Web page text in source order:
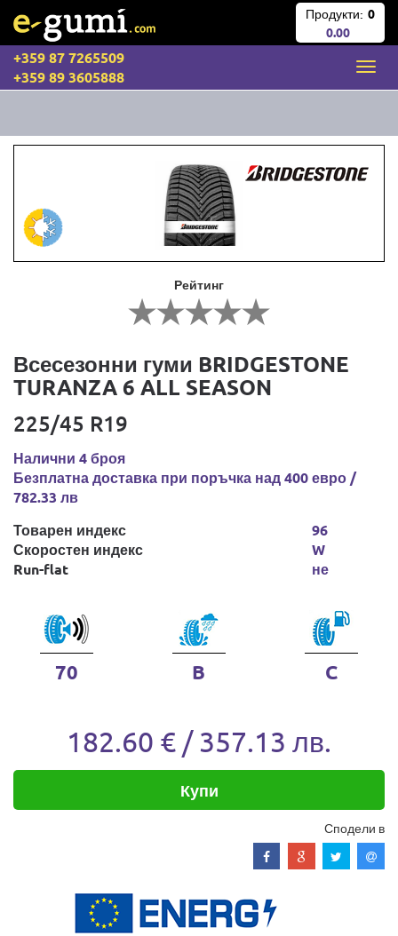
Продукти: 0
0.00
+359 87 7265509
+359 89 3605888
Рейтинг
Всесезонни гуми BRIDGESTONE
TURANZA 6 ALL SEASON
225/45 R19
Налични 4 броя
Безплатна доставка при поръчка над 400 евро /
782.33 лв
Товарен индекс
Скоростен индекс
Run-flat
96
W
не
70 B C
182.60 € / 357.13 лв.
Купи
Сподели в